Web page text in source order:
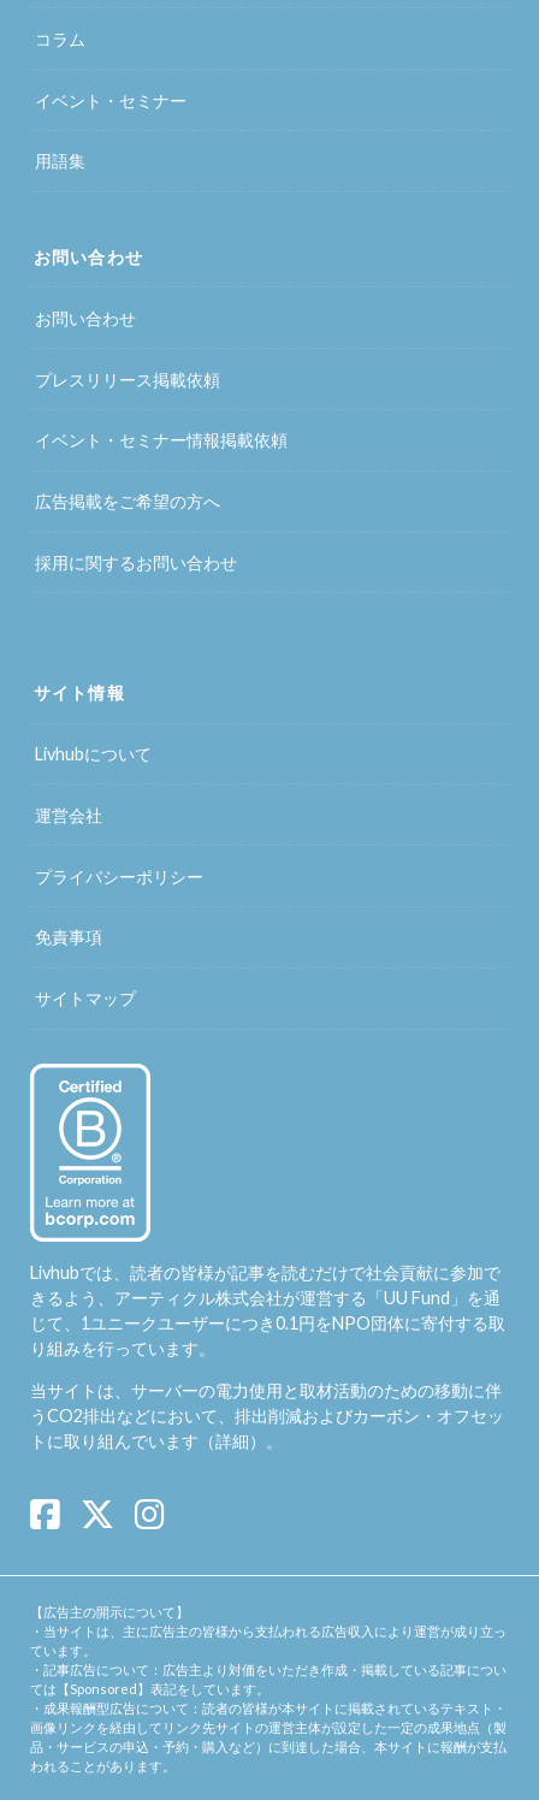
コラム
イベント・セミナー
用語集
お問い合わせ
お問い合わせ
プレスリリース掲載依頼
イベント・セミナー情報掲載依頼
広告掲載をご希望の方へ
採用に関するお問い合わせ
サイト情報
Livhubについて
運営会社
プライバシーポリシー
免責事項
サイトマップ
Livhubでは、読者の皆様が記事を読むだけで社会貢献に参加で
きるよう、アーティクル株式会社が運営する「UU Fund 」を通
じて、1ユニークユーザーにつき0.1円をNPO団体に寄付する取
り組みを行っています。
当サイトは、サーバーの電力使用と取材活動のための移動に伴
うCO2排出などにおいて、排出削減およびカーボン・オフセッ
トに取り組んでいます（詳細）。
【広告主の開示について】
・当サイトは、主に広告主の皆様から支払われる広告収入により運営が成り立っ
ています。
・記事広告について：広告主より対価をいただき作成・掲載している記事につい
ては【Sponsored】表記をしています。
・成果報酬型広告について：読者の皆様が本サイトに掲載されているテキスト・
画像リンクを経由してリンク先サイトの運営主体が設定した一定の成果地点（製
品・サービスの申込・予約・購入など）に到達した場合、本サイトに報酬が支払
われることがあります。